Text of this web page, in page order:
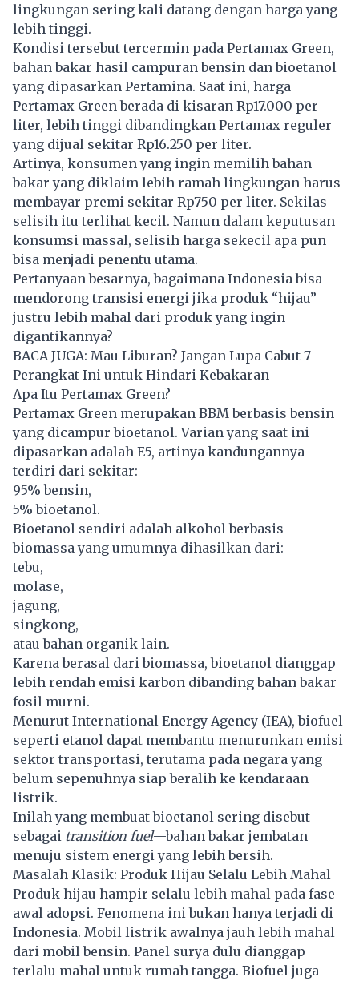
lingkungan sering kali datang dengan harga yang
lebih tinggi.
Kondisi tersebut tercermin pada Pertamax Green,
bahan bakar hasil campuran bensin dan bioetanol
yang dipasarkan Pertamina. Saat ini, harga
Pertamax Green berada di kisaran Rp17.000 per
liter, lebih tinggi dibandingkan Pertamax reguler
yang dijual sekitar Rp16.250 per liter.
Artinya, konsumen yang ingin memilih bahan
bakar yang diklaim lebih ramah lingkungan harus
membayar premi sekitar Rp750 per liter. Sekilas
selisih itu terlihat kecil. Namun dalam keputusan
konsumsi massal, selisih harga sekecil apa pun
bisa menjadi penentu utama.
Pertanyaan besarnya, bagaimana Indonesia bisa
mendorong transisi energi jika produk “hijau”
justru lebih mahal dari produk yang ingin
digantikannya?
BACA JUGA: Mau Liburan? Jangan Lupa Cabut 7
Perangkat Ini untuk Hindari Kebakaran
Apa Itu Pertamax Green?
Pertamax Green merupakan BBM berbasis bensin
yang dicampur bioetanol. Varian yang saat ini
dipasarkan adalah E5, artinya kandungannya
terdiri dari sekitar:
95% bensin,
5% bioetanol.
Bioetanol sendiri adalah alkohol berbasis
biomassa yang umumnya dihasilkan dari:
tebu,
molase,
jagung,
singkong,
atau bahan organik lain.
Karena berasal dari biomassa, bioetanol dianggap
lebih rendah emisi karbon dibanding bahan bakar
fosil murni.
Menurut International Energy Agency (IEA), biofuel
seperti etanol dapat membantu menurunkan emisi
sektor transportasi, terutama pada negara yang
belum sepenuhnya siap beralih ke kendaraan
listrik.
Inilah yang membuat bioetanol sering disebut
sebagai transition fuel—bahan bakar jembatan
menuju sistem energi yang lebih bersih.
Masalah Klasik: Produk Hijau Selalu Lebih Mahal
Produk hijau hampir selalu lebih mahal pada fase
awal adopsi. Fenomena ini bukan hanya terjadi di
Indonesia. Mobil listrik awalnya jauh lebih mahal
dari mobil bensin. Panel surya dulu dianggap
terlalu mahal untuk rumah tangga. Biofuel juga